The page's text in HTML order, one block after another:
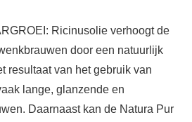
Ricinusolie verhoogt de
door een natuurlijk
resultaat van het gebruik van
lange, glanzende en
Daarnaast kan de Natura Pur